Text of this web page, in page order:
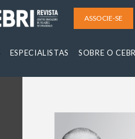
ASSOCIE-SE
ESPECIALISTAS SOBRE O